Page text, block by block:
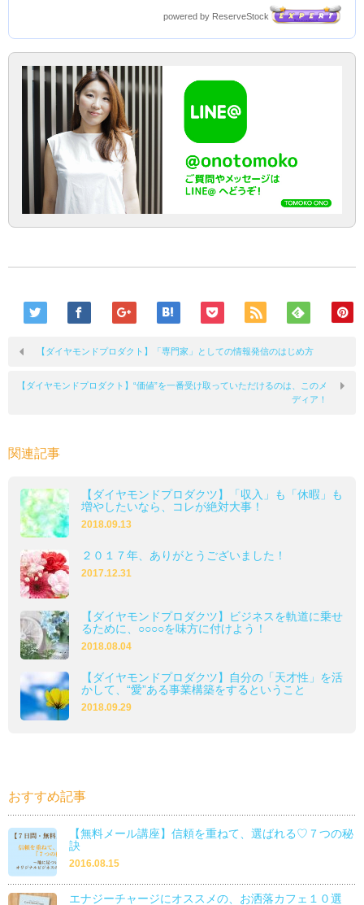
powered by ReserveStock
【ダイヤモンドプロダクト】「専門家」としての情報発信のはじめ方
【ダイヤモンドプロダクト】“価値”を一番受け取っていただけるのは、このメ
ディア！
関連記事
【ダイヤモンドプロダクツ】「収入」も「休暇」も
増やしたいなら、コレが絶対大事！
2018.09.13
２０１７年、ありがとうございました！
2017.12.31
【ダイヤモンドプロダクツ】ビジネスを軌道に乗せ
るために、○○○○を味方に付けよう！
2018.08.04
【ダイヤモンドプロダクツ】自分の「天才性」を活
かして、“愛”ある事業構築をするということ
2018.09.29
おすすめ記事
【無料メール講座】信頼を重ねて、選ばれる♡７つの秘
訣
2016.08.15
エナジーチャージにオススメの、お洒落カフェ１０選